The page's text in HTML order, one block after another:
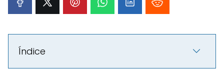
Índice